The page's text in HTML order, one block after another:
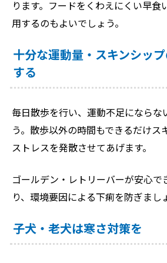
ります。フードをくわえにくい早食
用するのもよいでしょう。
十分な運動量・スキンシッ
する
毎日散歩を行い、運動不足にならな
う。散歩以外の時間もできるだけス
ストレスを発散させてあげます。
ゴールデン・レトリーバーが安心で
り、環境要因による下痢を防ぎまし
子犬・老犬は寒さ対策を